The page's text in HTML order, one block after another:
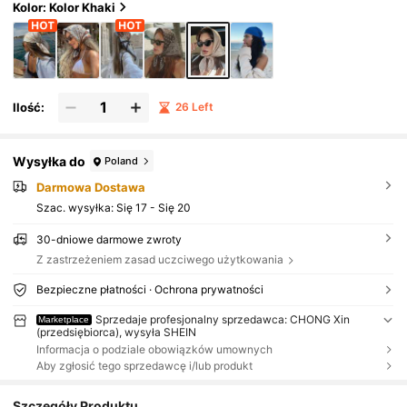
ń, na wakacje i na imprezy, idealna na wiosnę
i lato
Kolor: Kolor Khaki
Ilość: 26 Left
Wysyłka do Poland
Darmowa Dostawa
Szac. wysyłka: Się 17 - Się 20
30-dniowe darmowe zwroty
Z zastrzeżeniem zasad uczciwego użytkowania
Bezpieczne płatności · Ochrona prywatności
Marketplace
Sprzedaje profesjonalny sprzedawca: CHONG Xin
(przedsiębiorca), wysyła SHEIN
Informacja o podziale obowiązków umownych
Aby zgłosić tego sprzedawcę i/lub produkt